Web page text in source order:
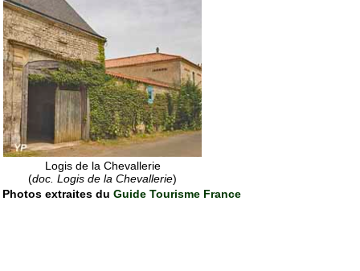
Logis de la Chevallerie
(doc. Logis de la Chevallerie)
Photos extraites du Guide Tourisme France